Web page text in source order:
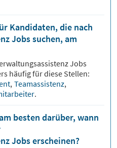
Kandidaten, die nach
Jobs suchen, am
Jobs
häufig für diese Stellen:
, Teamassistenz,
.
besten darüber, wann
Jobs erscheinen?